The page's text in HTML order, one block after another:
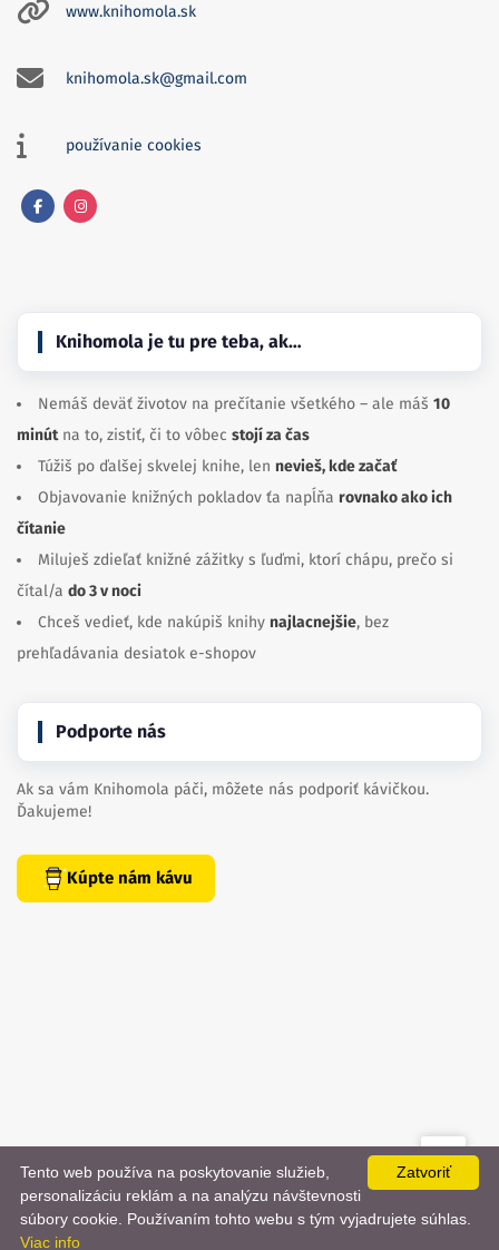
www.knihomola.sk
knihomola.sk@gmail.com
používanie cookies
Knihomola je tu pre teba, ak…
Nemáš deväť životov na prečítanie všetkého – ale máš 10
minútna to, zistiť, či to vôbec stojí za čas
Túžiš po ďalšej skvelej knihe, len nevieš, kde začať
Objavovanie knižných pokladov ťa napĺňa rovnako ako ich
čítanie
Miluješ zdieľať knižné zážitky s ľuďmi, ktorí chápu, prečo si
čítal/a do 3 v noci
Chceš vedieť, kde nakúpiš knihy najlacnejšie, bez
prehľadávania desiatok e-shopov
Podporte nás
Ak sa vám Knihomola páči, môžete nás podporiť kávičkou.
Ďakujeme!
Kúpte nám kávu
created bydanielhrenak.sk
📨
Zatvoriť
Tento web používa na poskytovanie služieb,
personalizáciu reklám a na analýzu návštevnosti
súbory cookie. Používaním tohto webu s tým vyjadrujete súhlas.
Viac info